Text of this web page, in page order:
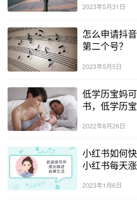
2023年5月31日
怎么申请抖
第二个号？
2023年5月5日
低学历宝妈
书，低学历
2022年8月26日
小红书如何
小红书每天
2023年1月6日